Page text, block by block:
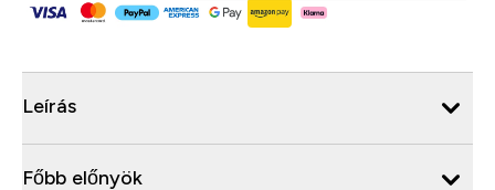
Leírás
Főbb előnyök